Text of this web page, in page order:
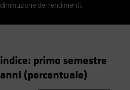
dei rendimenti.
primo semestre
(percentuale)